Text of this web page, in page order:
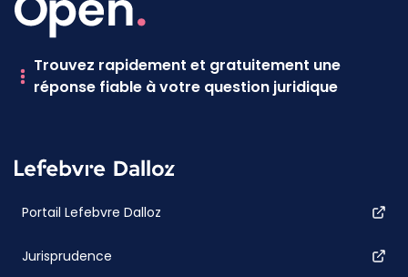
Trouvez rapidement et gratuitement une
réponse fiable à votre question juridique
Portail Lefebvre Dalloz
Jurisprudence